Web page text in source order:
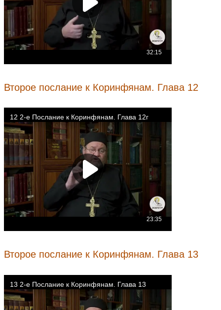
Второе послание к Коринфянам. Глава 12
Второе послание к Коринфянам. Глава 13